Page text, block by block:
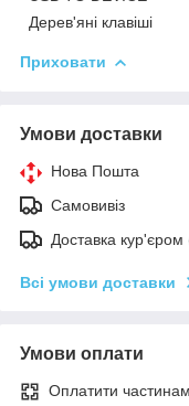
Дерев'яні клавіші
Приховати
Умови доставки
Нова Пошта
Самовивіз
Доставка кур'єром
Всі умови доставки
Умови оплати
Оплатити